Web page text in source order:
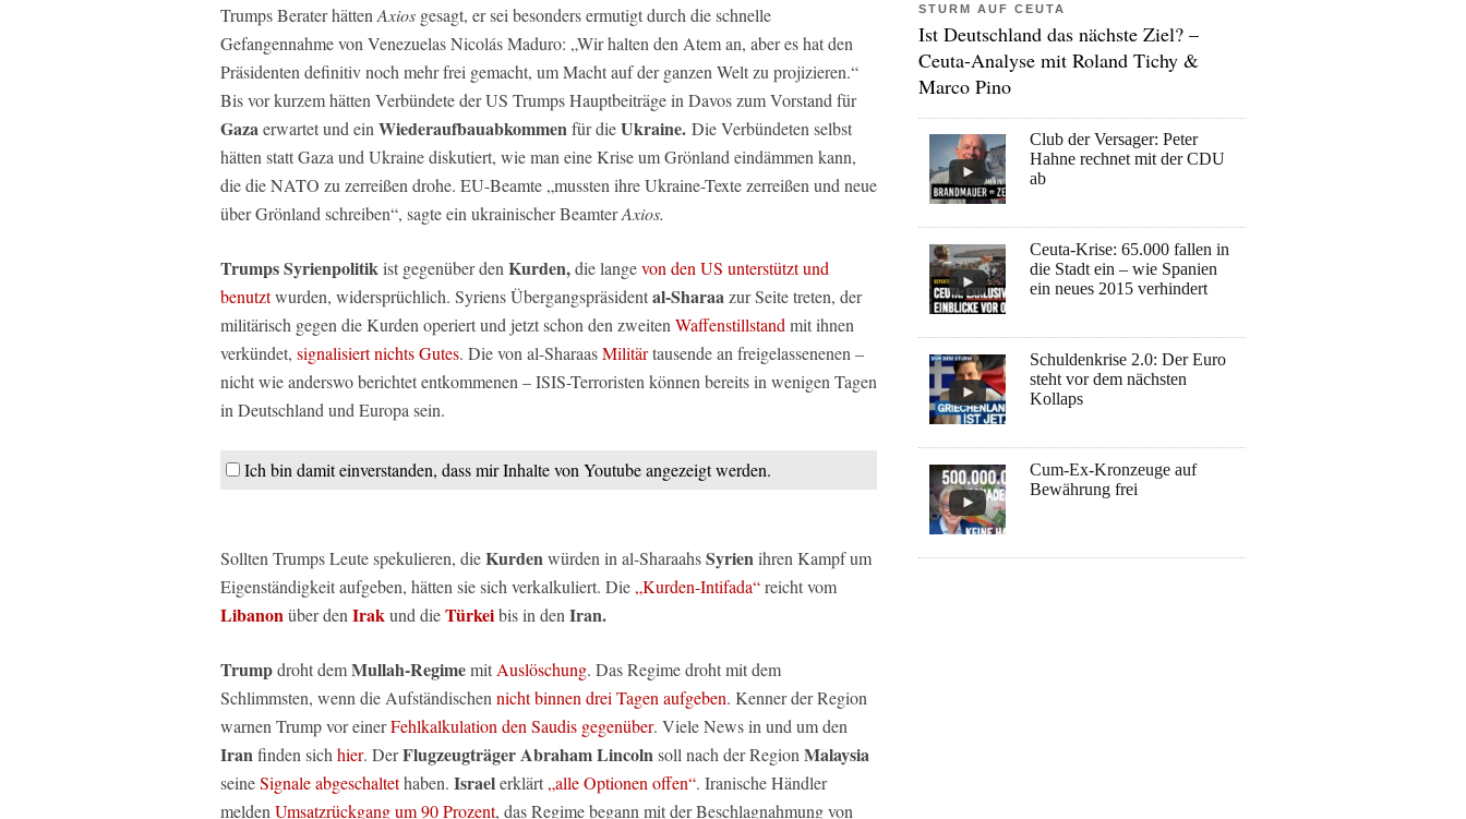
Trumps Berater hätten Axios gesagt, er sei besonders ermutigt durch die schnelle
Gefangennahme von Venezuelas Nicolás Maduro: „Wir halten den Atem an, aber es hat den
Präsidenten definitiv noch mehr frei gemacht, um Macht auf der ganzen Welt zu projizieren.“
Bis vor kurzem hätten Verbündete der US Trumps Hauptbeiträge in Davos zum Vorstand für
Gaza erwartet und ein Wiederaufbauabkommen für dieUkraine. Die Verbündeten selbst
hätten statt Gaza und Ukraine diskutiert, wie man eine Krise um Grönland eindämmen kann,
die die NATO zu zerreißen drohe. EU-Beamte „mussten ihre Ukraine-Texte zerreißen und neue
über Grönland schreiben“, sagte ein ukrainischer BeamterAxios.
Trumps Syrienpolitik ist gegenüber den Kurden,die langevon den US unterstützt und
benutztwurden, widersprüchlich. Syriens Übergangspräsidental-Sharaa zur Seite treten, der
militärisch gegen die Kurden operiert und jetzt schon den zweiten Waffenstillstand mit ihnen
verkündet, signalisiert nichts Gutes. Die von al-SharaasMilitärtausende an freigelassenenen –
nicht wie anderswo berichtet entkommenen – ISIS-Terroristen können bereits in wenigen Tagen
in Deutschland und Europa sein.
Ich bin damit einverstanden, dass mir Inhalte von Youtube angezeigt werden.
Sollten Trumps Leute spekulieren, dieKurden würden in al-SharaahsSyrien ihren Kampf um
Eigenständigkeit aufgeben, hätten sie sich verkalkuliert. Die „Kurden-Intifada“reicht vom
Libanon über den Irak und dieTürkeibis in den Iran.
Trumpdroht demMullah-Regimemit Auslöschung. Das Regime droht mit dem
Schlimmsten, wenn die Aufständischen nicht binnen drei Tagen aufgeben. Kenner der Region
warnen Trump vor einerFehlkalkulation den Saudis gegenüber. Viele News in und um den
Iran finden sich hier. DerFlugzeugträger Abraham Lincoln soll nach der Region Malaysia
seineSignale abgeschaltethaben. Israelerklärt „alle Optionen offen“. Iranische Händler
melden Umsatzrückgang um 90 Prozent, das Regime begann mit der Beschlagnahmung von
STURM AUF CEUTA
Ist Deutschland das nächste Ziel? –
Ceuta-Analyse mit Roland Tichy &
Marco Pino
Club der Versager: Peter
Hahne rechnet mit der CDU
ab
Ceuta-Krise: 65.000 fallen in
die Stadt ein – wie Spanien
ein neues 2015 verhindert
Schuldenkrise 2.0: Der Euro
steht vor dem nächsten
Kollaps
Cum-Ex-Kronzeuge auf
Bewährung frei